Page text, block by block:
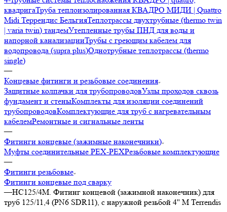
квадригаТруба теплоизолированная КВАДРО МИДИ | Quattro
Midi Террендис БельгияТеплотрассы двухтрубные (thermo twin
| varia twin) тандемУтепленные трубы ПНД для воды и
напорной канализацииТрубы с греющим кабелем для
водопровода (supra plus)Однотрубные теплотрассы (thermo
single)
—
Концевые фитинги и резьбовые соединения
Защитные колпачки для трубопроводовУзлы проходов сквозь
фундамент и стеныКомплекты для изоляции соединений
трубопроводовКомплектующие для труб с нагревательным
кабелемРемонтные и сигнальные ленты
—
Фитинги концевые (зажимные наконечники)
Муфты соединительные РЕХ-PEXРезьбовые комплектующие
—
Фитинги резьбовые
Фитинги концевые под сварку
—HC125/4M. Фитинг концевой (зажимной наконечник) для
труб 125/11,4 (PN6 SDR11), с наружной резьбой 4'' M Terrendis